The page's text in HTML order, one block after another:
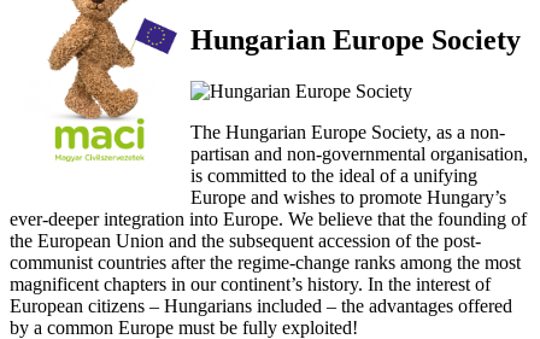
Hungarian Europe Society
The Hungarian Europe Society, as a non-
partisan and non-governmental organisation,
is committed to the ideal of a unifying
Europe and wishes to promote Hungary’s
ever-deeper integration into Europe. We believe that the founding of
the European Union and the subsequent accession of the post-
communist countries after the regime-change ranks among the most
magnificent chapters in our continent’s history. In the interest of
European citizens – Hungarians included – the advantages offered
by a common Europe must be fully exploited!